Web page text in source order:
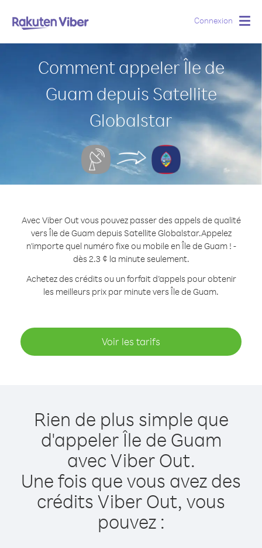
Connexion
Comment appeler Île de
Guam depuis Satellite
Globalstar
Avec Viber Out vous pouvez passer des appels de qualité
vers Île de Guam depuis Satellite Globalstar.Appelez
n'importe quel numéro fixe ou mobile en Île de Guam ! -
dès 2.3 ¢ la minute seulement.
Achetez des crédits ou un forfait d’appels pour obtenir
les meilleurs prix par minute vers Île de Guam.
Voir les tarifs
Rien de plus simple que
d'appeler Île de Guam
avec Viber Out.
Une fois que vous avez des
crédits Viber Out, vous
pouvez :